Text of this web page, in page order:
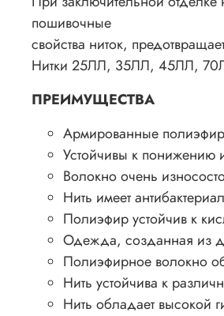
пошивочные
свойства ниток,
Нитки 25ЛЛ, 35ЛЛ, 45ЛЛ,
ПРЕИМУЩЕСТВА
Армированные
Устойчивы к понижению
Волокно очень
Нить имеет
Полиэфир устойчив к
Одежда, созданная из
Полиэфирное волокно
Нить устойчива к
Нить обладает высокой